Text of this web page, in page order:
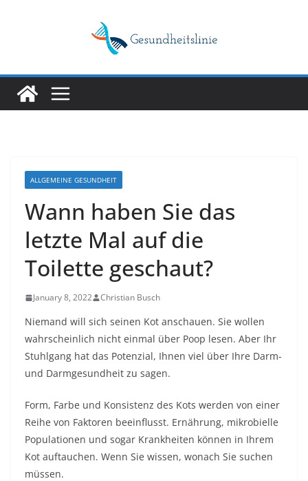
ALLGEMEINE GESUNDHEIT
Wann haben Sie das
letzte Mal auf die
Toilette geschaut?
January 8, 2022 Christian Busch
Niemand will sich seinen Kot anschauen. Sie wollen
wahrscheinlich nicht einmal über Poop lesen. Aber Ihr
Stuhlgang hat das Potenzial, Ihnen viel über Ihre Darm-
und Darmgesundheit zu sagen.
Form, Farbe und Konsistenz des Kots werden von einer
Reihe von Faktoren beeinflusst. Ernährung, mikrobielle
Populationen und sogar Krankheiten können in Ihrem
Kot auftauchen. Wenn Sie wissen, wonach Sie suchen
müssen.